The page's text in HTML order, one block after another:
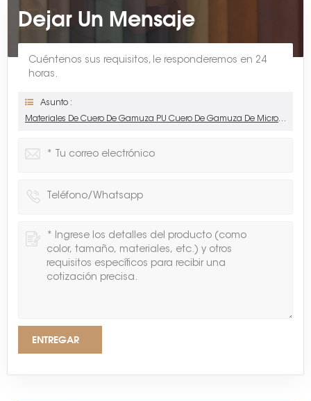
Dejar Un Mensaje
Cuéntenos sus requisitos, le responderemos en 24
horas.
Asunto :
Materiales De Cuero De Gamuza PU Cuero De Gamuza De Microfibra
ENTREGAR